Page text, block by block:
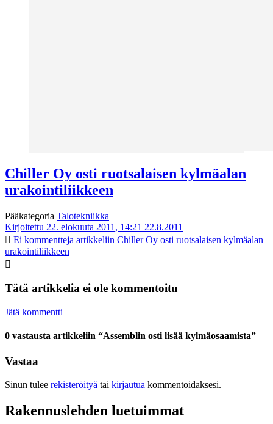
Chiller Oy osti ruotsalaisen kylmäalan
urakointiliikkeen
Pääkategoria Talotekniikka
Kirjoitettu 22. elokuuta 2011, 14:21 22.8.2011
Ei kommentteja artikkeliin Chiller Oy osti ruotsalaisen kylmäalan
urakointiliikkeen
Tätä artikkelia ei ole kommentoitu
Jätä kommentti
0 vastausta artikkeliin “Assemblin osti lisää kylmäosaamista”
Vastaa
Sinun tulee rekisteröityä tai kirjautua kommentoidaksesi.
Rakennuslehden luetuimmat